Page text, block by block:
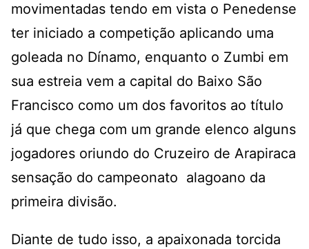
movimentadas tendo em vista o Penedense
ter iniciado a competição aplicando uma
goleada no Dínamo, enquanto o Zumbi em
sua estreia vem a capital do Baixo São
Francisco como um dos favoritos ao título
já que chega com um grande elenco alguns
jogadores oriundo do Cruzeiro de Arapiraca
sensação do campeonato alagoano da
primeira divisão.
Diante de tudo isso, a apaixonada torcida